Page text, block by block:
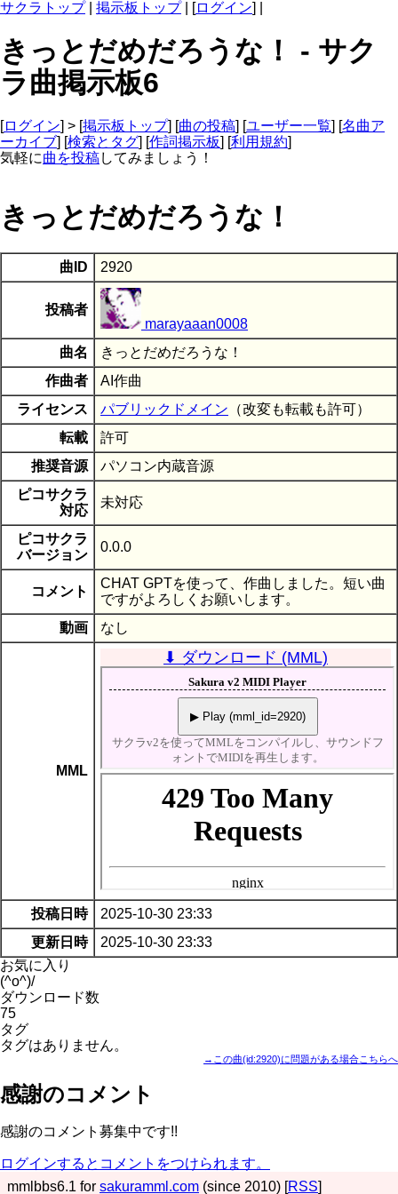
サクラトップ| 掲示板トップ| [ログイン] |
きっとだめだろうな！ - サク
ラ曲掲示板6
[ログイン] > [掲示板トップ] [曲の投稿] [ユーザー一覧] [名曲ア
ーカイブ] [検索とタグ] [作詞掲示板] [利用規約]
気軽に曲を投稿してみましょう！
きっとだめだろうな！
曲ID 2920
投稿者
marayaaan0008
曲名
きっとだめだろうな！
作曲者
AI作曲
ライセンス
パブリックドメイン （改変も転載も許可）
転載
許可
推奨音源
パソコン内蔵音源
ピコサクラ
対応
未対応
ピコサクラ
バージョン
0.0.0
コメント
CHAT GPTを使って、作曲しました。短い曲
ですがよろしくお願いします。
動画
なし
MML
⬇ ダウンロード (MML)
投稿日時
2025-10-30 23:33
更新日時
2025-10-30 23:33
お気に入り
(^o^)/
ダウンロード数
75
タグ
タグはありません。
→この曲(id:2920)に問題がある場合こちらへ
感謝のコメント
感謝のコメント募集中です!!
ログインするとコメントをつけられます。
mmlbbs6.1 for sakuramml.com (since 2010) [RSS]